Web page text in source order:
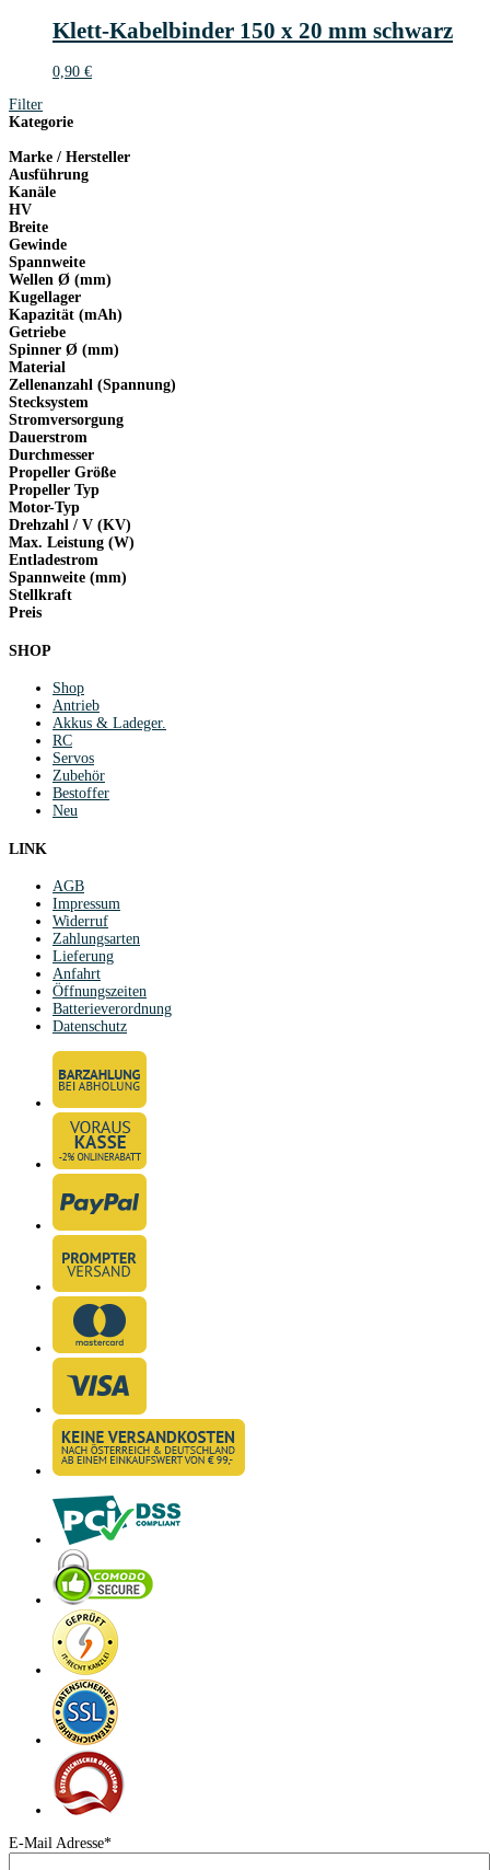
Klett-Kabelbinder 150 x 20 mm schwarz
0,90 €
Filter
Kategorie
Marke / Hersteller
Ausführung
Kanäle
HV
Breite
Gewinde
Spannweite
Wellen Ø (mm)
Kugellager
Kapazität (mAh)
Getriebe
Spinner Ø (mm)
Material
Zellenanzahl (Spannung)
Stecksystem
Stromversorgung
Dauerstrom
Durchmesser
Propeller Größe
Propeller Typ
Motor-Typ
Drehzahl / V (KV)
Max. Leistung (W)
Entladestrom
Spannweite (mm)
Stellkraft
Preis
SHOP
Shop
Antrieb
Akkus & Ladeger.
RC
Servos
Zubehör
Bestoffer
Neu
LINK
AGB
Impressum
Widerruf
Zahlungsarten
Lieferung
Anfahrt
Öffnungszeiten
Batterieverordnung
Datenschutz
E-Mail Adresse*